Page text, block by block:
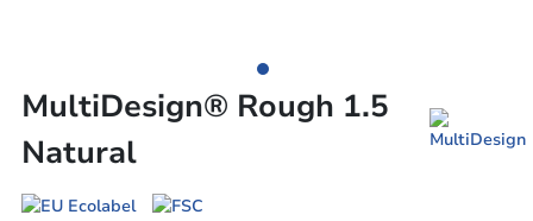
MultiDesign® Rough 1.5
Natural